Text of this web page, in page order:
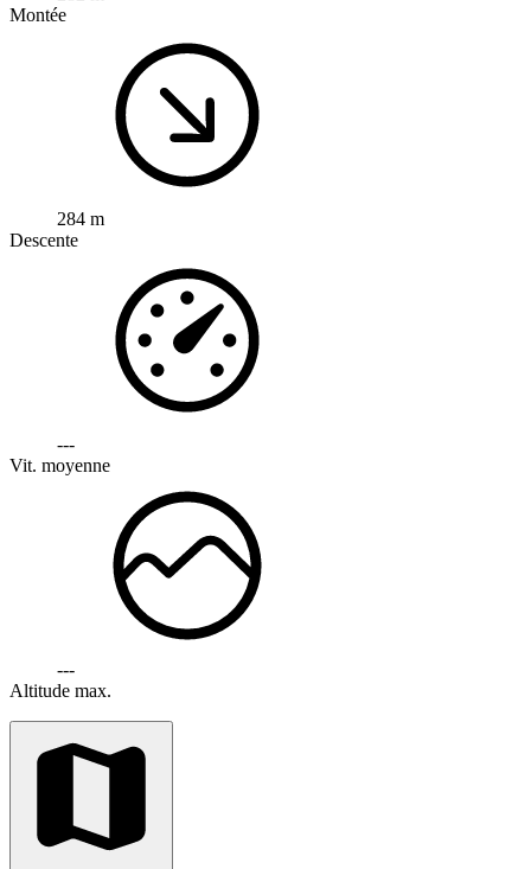
Montée
284 m
Descente
---
Vit. moyenne
---
Altitude max.